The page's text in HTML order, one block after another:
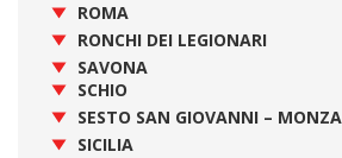
ROMA
RONCHI DEI LEGIONARI
SAVONA
SCHIO
SESTO SAN GIOVANNI – MONZA
SICILIA